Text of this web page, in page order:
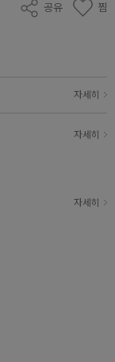
공유 찜
자세히
자세히
자세히